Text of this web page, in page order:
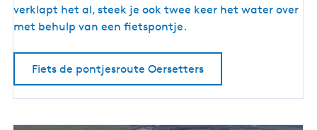
t
t
verklapt het al, steek je ook twee keer het water over
met behulp van een fietspontje.
Fiets de pontjesroute Oersetters